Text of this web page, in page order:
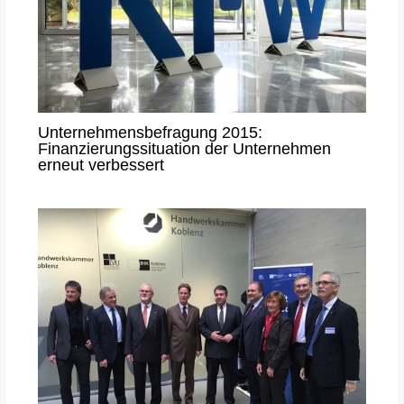
Unternehmensbefragung 2015:
Finanzierungssituation der Unternehmen
erneut verbessert